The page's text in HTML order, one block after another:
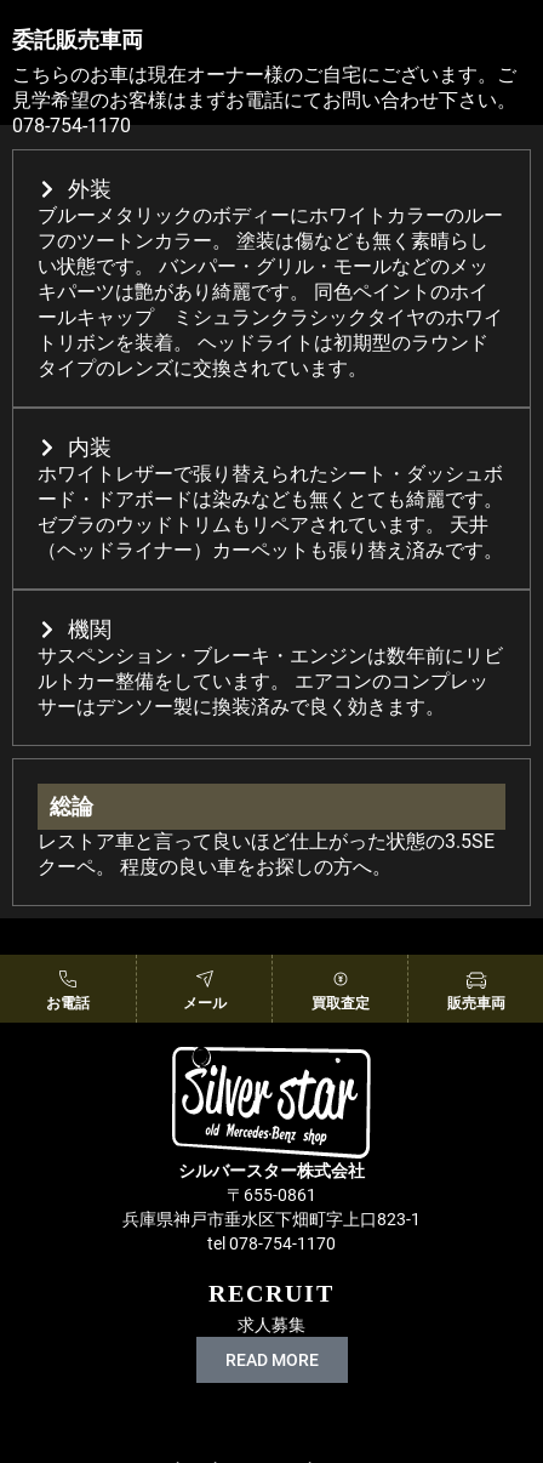
委託販売車両
こちらのお車は現在オーナー様のご自宅にございます。ご
見学希望のお客様はまずお電話にてお問い合わせ下さい。
078-754-1170
外装
ブルーメタリックのボディーにホワイトカラーのルー
フのツートンカラー。 塗装は傷なども無く素晴らし
い状態です。 バンパー・グリル・モールなどのメッ
キパーツは艶があり綺麗です。 同色ペイントのホイ
ールキャップ ミシュランクラシックタイヤのホワイ
トリボンを装着。 ヘッドライトは初期型のラウンド
タイプのレンズに交換されています。
内装
ホワイトレザーで張り替えられたシート・ダッシュボ
ード・ドアボードは染みなども無くとても綺麗です。
ゼブラのウッドトリムもリペアされています。 天井
（ヘッドライナー）カーペットも張り替え済みです。
機関
サスペンション・ブレーキ・エンジンは数年前にリビ
ルトカー整備をしています。 エアコンのコンプレッ
サーはデンソー製に換装済みで良く効きます。
総論
レストア車と言って良いほど仕上がった状態の3.5SE
クーペ。 程度の良い車をお探しの方へ。
お電話 メール 買取査定 販売車両
シルバースター株式会社
〒655-0861
兵庫県神戸市垂水区下畑町字上口823-1
tel 078-754-1170
RECRUIT
求人募集
READ MORE